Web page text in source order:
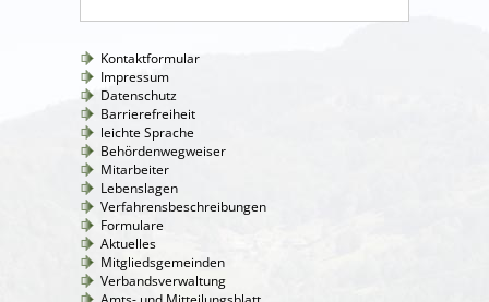
Kontaktformular
Impressum
Datenschutz
Barrierefreiheit
leichte Sprache
Behördenwegweiser
Mitarbeiter
Lebenslagen
Verfahrensbeschreibungen
Formulare
Aktuelles
Mitgliedsgemeinden
Verbandsverwaltung